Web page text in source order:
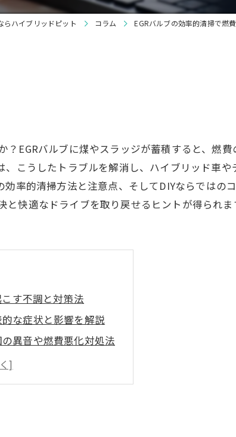
らハイブリッドピット コラム EGRバルブの効率的清掃で燃
EGRバルブに煤やスラッジが蓄積すると、燃
こうしたトラブルを解消し、ハイブリッド車
率的清掃方法と注意点、そしてDIYならではの
快適なドライブを取り戻せるヒントが得られま
す不調と対策法
な症状と影響を解説
異音や燃費悪化対処法
合のリスクまとめ
対策の実践ポイント